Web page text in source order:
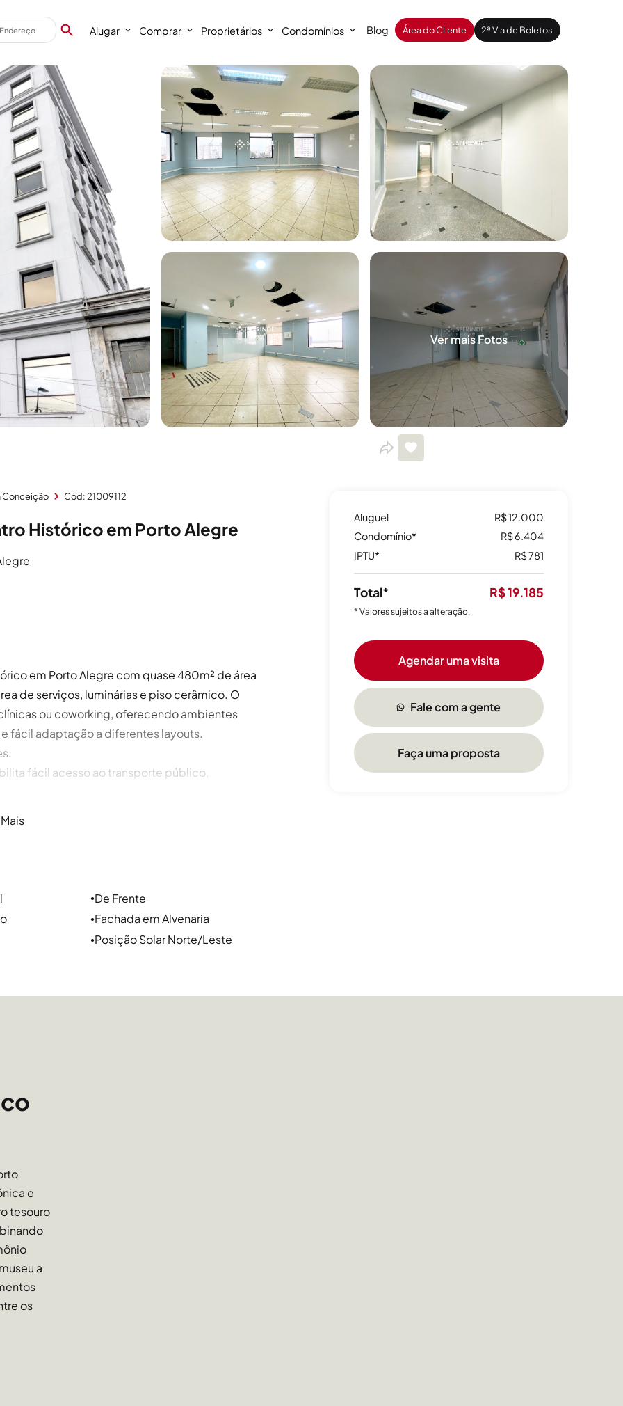
Alugar Comprar Proprietários Condomínios Blog Área do Cliente 2ª Via de Boletos
Ver mais Fotos
Conceição Cód: 21009112
Histórico em Porto Alegre
em Porto Alegre com quase 480m² de área
de serviços, luminárias e piso cerâmico. O
ou coworking, oferecendo ambientes
fácil adaptação a diferentes layouts.
fácil acesso ao transporte público,
bairros Floresta, Cidade Baixa,
vias a Av. Borges de Medeiros, Rua dos
vizinhos são feitos facilmente por
em um lugar cheio de cultura e tradição,
de comércio e cultura de Porto
bares e restaurantes tradicionais e vários
Mario Quintana e outros.
●De Frente
●Fachada em Alvenaria
●Posição Solar Norte/Leste
Aluguel
R$ 12.000
Condomínio*
R$ 6.404
IPTU*
R$ 781
Total* R$ 19.185
* Valores sujeitos a alteração.
Agendar uma visita
Fale com a gente
Faça uma proposta
e
tesouro
a
os